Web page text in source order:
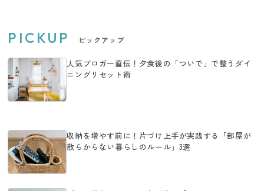
PICKUP ピックアップ
人気ブロガー直伝！夕食後の「ついで」で整うダイ
ニングリセット術
収納を増やす前に！片づけ上手が実践する「部屋が
散らからない暮らしのルール」3選